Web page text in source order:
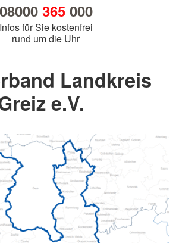
08000 365000
Infos für Sie kostenfrei
rund um die Uhr
Landkreis
e.V.